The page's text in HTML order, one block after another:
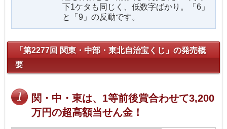
下1ケタも同じく、低数字ばかり。「6」
と「9」の反動です。
「第2277回 関東・中部・東北自治宝くじ」の発売概
要
関・中・東は、1等前後賞合わせて3,200
万円の超高額当せん金！